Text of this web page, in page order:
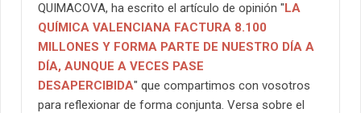
QUIMACOVA, ha escrito el artículo de opinión "LA
QUÍMICA VALENCIANA FACTURA 8.100
MILLONES Y FORMA PARTE DE NUESTRO DÍA A
DÍA, AUNQUE A VECES PASE
DESAPERCIBIDA" que compartimos con vosotros
para reflexionar de forma conjunta. Versa sobre el